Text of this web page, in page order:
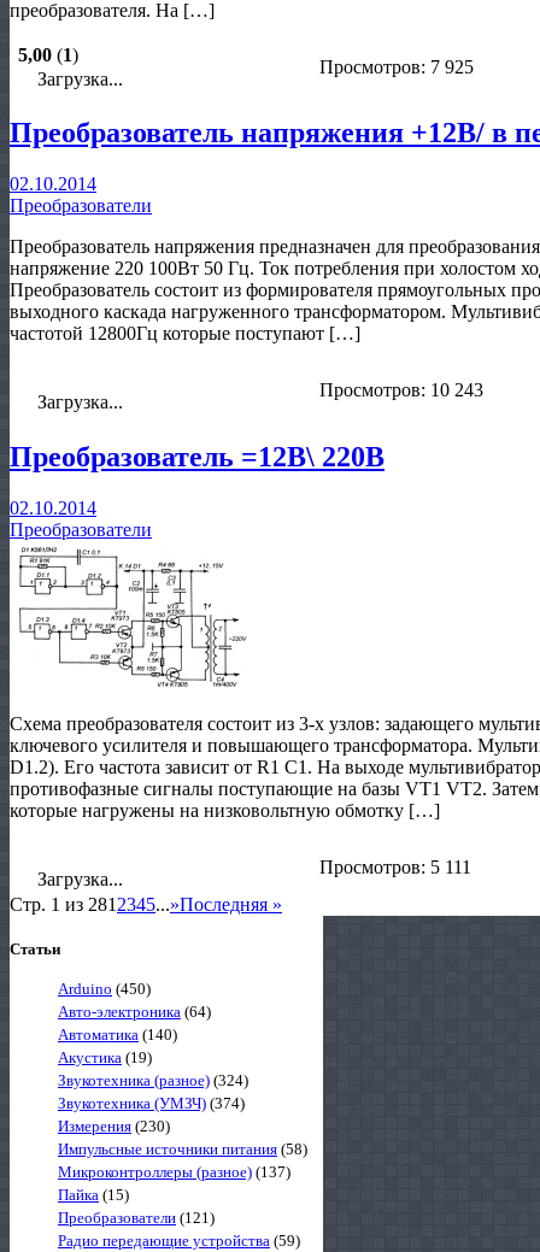
преобразователя. На […]
5,00 (1)
Загрузка...
Просмотров: 7 925
Преобразователь напряжения +12В/ в
02.10.2014
Преобразователи
Преобразователь напряжения предназначен для
напряжение 220 100Вт 50 Гц. Ток потребления при холостом
Преобразователь состоит из формирователя прямоугольных
выходного каскада нагруженного трансформатором.
частотой 12800Гц которые поступают […]
Загрузка...
Просмотров: 10 243
Преобразователь =12В\ 220В
02.10.2014
Преобразователи
Схема преобразователя состоит из 3-х узлов: задающего
ключевого усилителя и повышающего трансформатора.
D1.2). Его частота зависит от R1 C1. На выходе
противофазные сигналы поступающие на базы VT1 VT2.
которые нагружены на низковольтную обмотку […]
Загрузка...
Просмотров: 5 111
Стр. 1 из 281 2345...»Последняя »
Статьи
Arduino (450)
Авто-электроника (64)
Автоматика (140)
Акустика (19)
Звукотехника (разное) (324)
Звукотехника (УМЗЧ) (374)
Измерения (230)
Импульсные источники питания (58)
Микроконтроллеры (разное) (137)
Пайка (15)
Преобразователи (121)
Радио передающие устройства (59)